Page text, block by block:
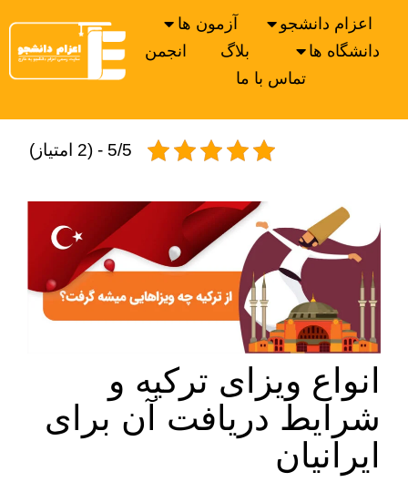
اعزام دانشجو
آزمون ها
دانشگاه ها
بلاگ
انجمن
تماس با ما
5/5 - (2 امتیاز)
انواع ویزای ترکیه و
شرایط دریافت آن برای
ایرانیان